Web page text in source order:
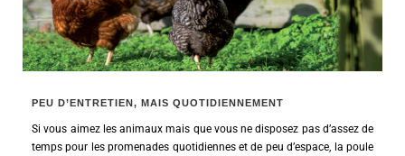
PEU D’ENTRETIEN, MAIS QUOTIDIENNEMENT
Si vous aimez les animaux mais que vous ne disposez pas d’assez de
temps pour les promenades quotidiennes et de peu d’espace, la poule